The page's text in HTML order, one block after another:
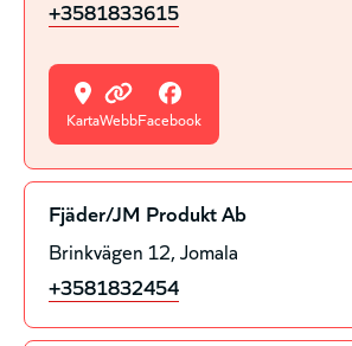
+3581833615
KartaWebbFacebook
Fjäder/JM Produkt Ab
Brinkvägen 12 Jomala
+3581832454